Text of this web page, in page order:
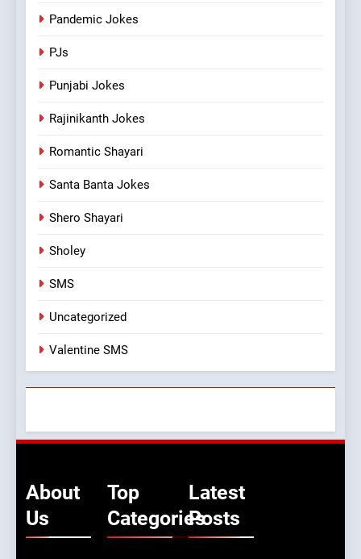
Pandemic Jokes
PJs
Punjabi Jokes
Rajinikanth Jokes
Romantic Shayari
Santa Banta Jokes
Shero Shayari
Sholey
SMS
Uncategorized
Valentine SMS
About
Us
Top
Categories
Latest
Posts